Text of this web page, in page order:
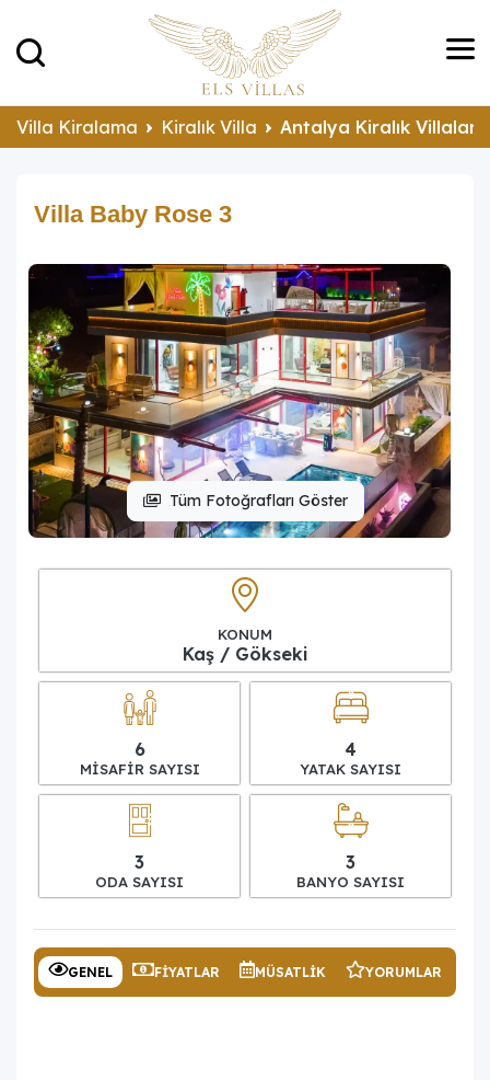
Villa Kiralama Kiralık Villa Antalya Kiralık Villalar
Villa Baby Rose 3
Tüm Fotoğrafları Göster
KONUM
Kaş / Gökseki
6
MISAFIR SAYISI
4
YATAK SAYISI
3
ODA SAYISI
3
BANYO SAYISI
GENEL FIYATLAR MÜSATLIK YORUMLAR